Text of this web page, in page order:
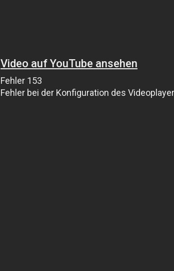
Video auf YouTube ansehen
Fehler 153
Fehler bei der Konfiguration des